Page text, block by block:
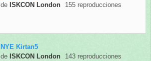
de ISKCON London 155 reproducciones
NYE Kirtan5
de ISKCON London 143 reproducciones